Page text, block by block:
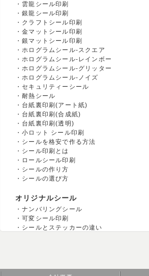
雲龍シール印刷
銀龍シール印刷
クラフトシール印刷
金マットシール印刷
銀マットシール印刷
ホログラムシール-スクエア
ホログラムシール-レインボー
ホログラムシール-グリッター
ホログラムシール-ノイズ
セキュリティーシール
耐熱シール
台紙裏印刷(アート紙)
台紙裏印刷(合成紙)
台紙裏印刷(透明)
小ロット シール印刷
シールを格安で作る方法
シール印刷とは
ロールシール印刷
シールの作り方
シールの選び方
オリジナルシール
ナンバリングシール
可変シール印刷
シールとステッカーの違い